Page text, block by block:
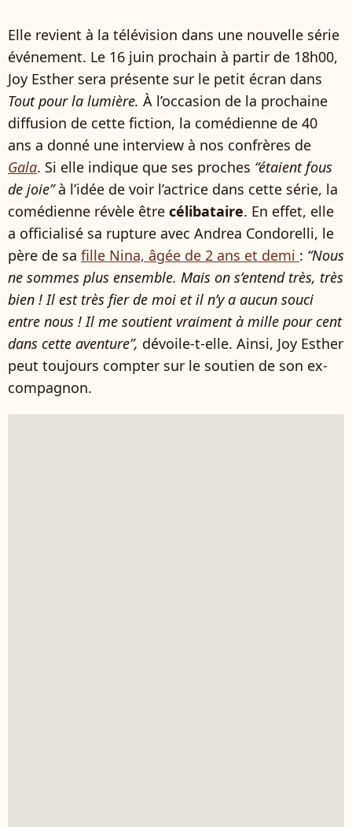
Elle revient à la télévision dans une nouvelle série
événement. Le 16 juin prochain à partir de 18h00,
Joy Esther sera présente sur le petit écran dans
Tout pour la lumière. À l’occasion de la prochaine
diffusion de cette fiction, la comédienne de 40
ans a donné une interview à nos confrères de
Gala. Si elle indique que ses proches “étaient fous
de joie”à l’idée de voir l’actrice dans cette série, la
comédienne révèle être célibataire. En effet, elle
a officialisé sa rupture avec Andrea Condorelli, le
père de sa fille Nina, âgée de 2 ans et demi : “Nous
ne sommes plus ensemble. Mais on s’entend très, très
bien ! Il est très fier de moi et il n’y a aucun souci
entre nous ! Il me soutient vraiment à mille pour cent
dans cette aventure”, dévoile-t-elle. Ainsi, Joy Esther
peut toujours compter sur le soutien de son ex-
compagnon.